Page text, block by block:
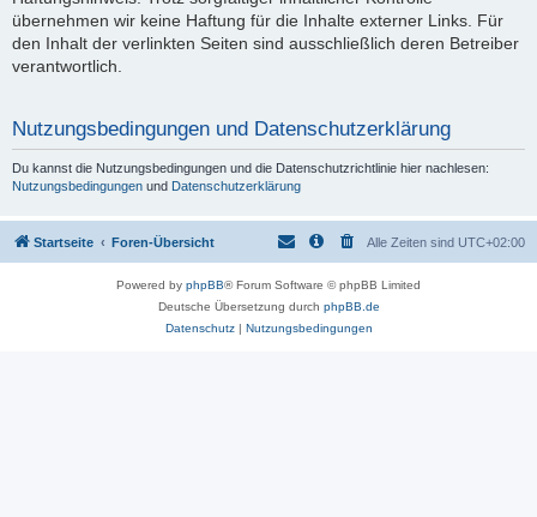
übernehmen wir keine Haftung für die Inhalte externer Links. Für
den Inhalt der verlinkten Seiten sind ausschließlich deren Betreiber
verantwortlich.
Nutzungsbedingungen und Datenschutzerklärung
Du kannst die Nutzungsbedingungen und die Datenschutzrichtlinie hier nachlesen:
Nutzungsbedingungen und Datenschutzerklärung
Startseite Foren-Übersicht Alle Zeiten sind UTC+02:00
Powered by phpBB® Forum Software © phpBB Limited
Deutsche Übersetzung durch phpBB.de
Datenschutz| Nutzungsbedingungen